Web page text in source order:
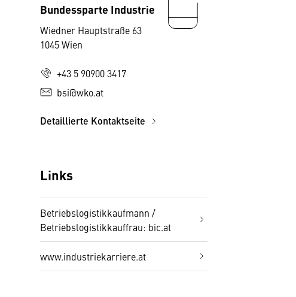
Bundessparte Industrie
Wiedner Hauptstraße 63
1045 Wien
+43 5 90900 3417
bsi@wko.at
Detaillierte Kontaktseite
Links
Betriebslogistikkaufmann /
Betriebslogistikkauffrau: bic.at
www.industriekarriere.at